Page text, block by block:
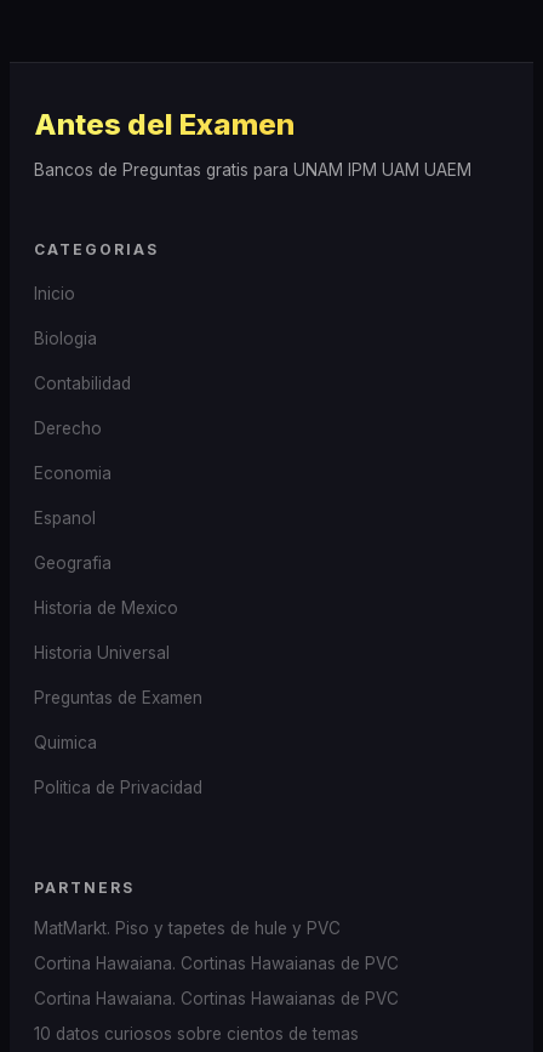
Antes del Examen
Bancos de Preguntas gratis para UNAM IPM UAM UAEM
CATEGORIAS
Inicio
Biologia
Contabilidad
Derecho
Economia
Espanol
Geografia
Historia de Mexico
Historia Universal
Preguntas de Examen
Quimica
Politica de Privacidad
PARTNERS
MatMarkt. Piso y tapetes de hule y PVC
Cortina Hawaiana. Cortinas Hawaianas de PVC
Cortina Hawaiana. Cortinas Hawaianas de PVC
10 datos curiosos sobre cientos de temas